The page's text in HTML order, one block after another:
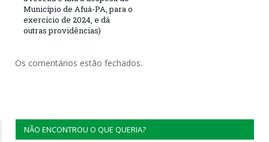
Município de Afuá-PA, para o
exercício de 2024, e dá
outras providências)
Os comentários estão fechados.
NÃO ENCONTROU O QUE QUERIA?